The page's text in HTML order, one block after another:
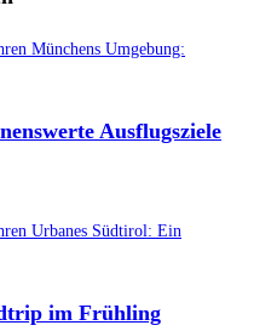
Ausflugsziele
im Frühling